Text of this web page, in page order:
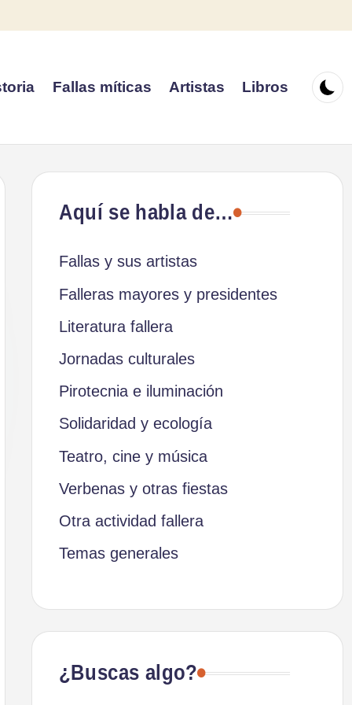
Fallas míticas Artistas Libros
Aquí se habla de…
Fallas y sus artistas
Falleras mayores y presidentes
Literatura fallera
Jornadas culturales
Pirotecnia e iluminación
Solidaridad y ecología
Teatro, cine y música
Verbenas y otras fiestas
Otra actividad fallera
Temas generales
¿Buscas algo?